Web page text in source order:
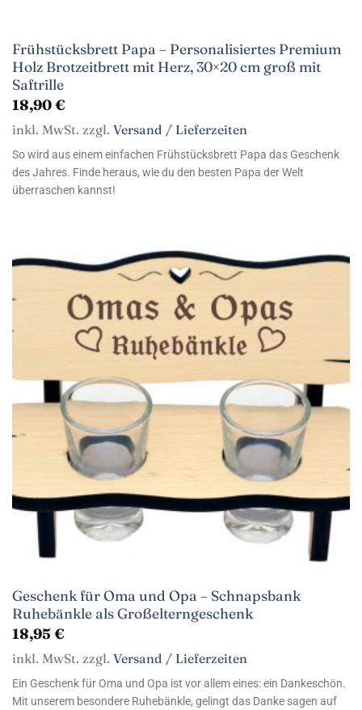
Frühstücksbrett Papa – Personalisiertes Premium
Holz Brotzeitbrett mit Herz, 30×20 cm groß mit
Saftrille
18,90€
inkl. MwSt. zzgl. Versand / Lieferzeiten
So wird aus einem einfachen Frühstücksbrett Papa das Geschenk
des Jahres. Finde heraus, wie du den besten Papa der Welt
überraschen kannst!
Geschenk für Oma und Opa – Schnapsbank
Ruhebänkle als Großelterngeschenk
18,95 €
inkl. MwSt. zzgl. Versand / Lieferzeiten
Ein Geschenk für Oma und Opa ist vor allem eines: ein Dankeschön.
Mit unserem besondere Ruhebänkle, gelingt das Danke sagen auf